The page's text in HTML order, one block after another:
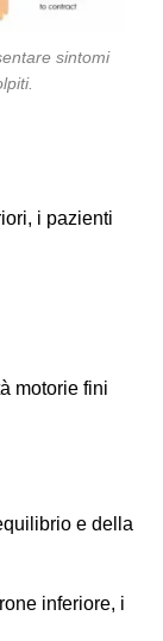
sintomi
i pazienti
motorie fini
e della
inferiore, i